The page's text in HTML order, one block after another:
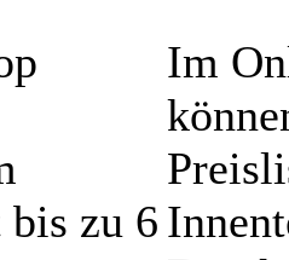
zu 6
Im